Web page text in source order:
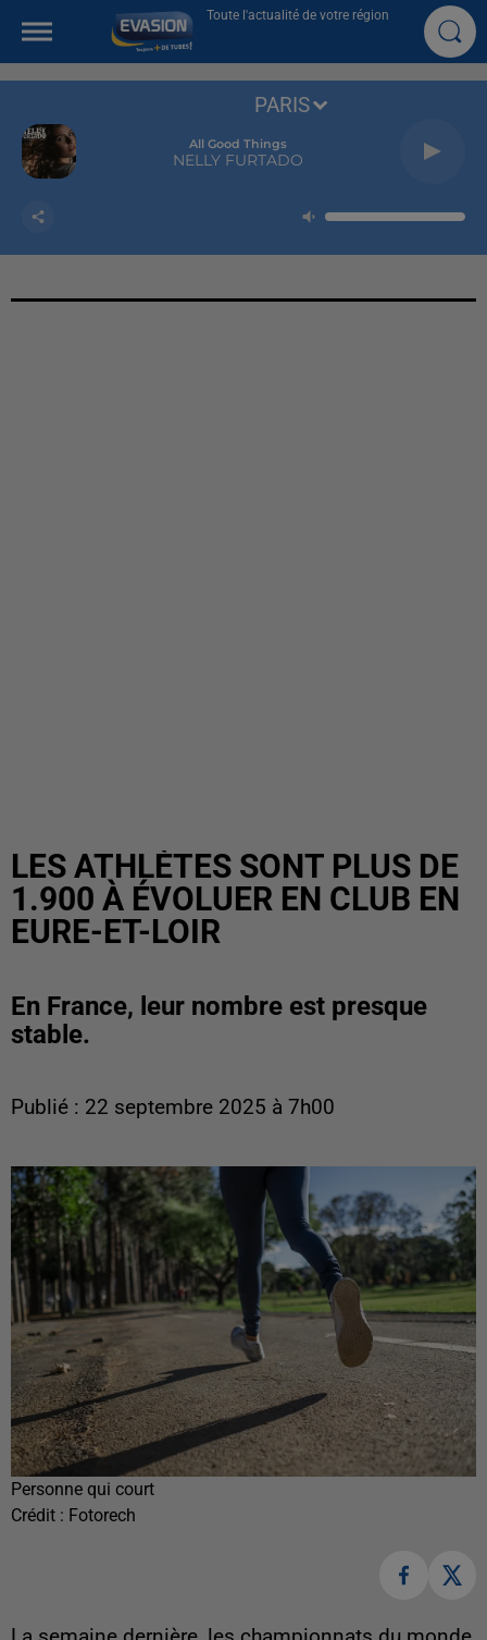
Toute l'actualité de votre région
All Good Things
NELLY FURTADO
PARIS
LES ATHLÈTES SONT PLUS DE
1.900 À ÉVOLUER EN CLUB EN
EURE-ET-LOIR
En France, leur nombre est presque
stable.
Publié : 22 septembre 2025 à 7h00
Personne qui court
Crédit : Fotorech